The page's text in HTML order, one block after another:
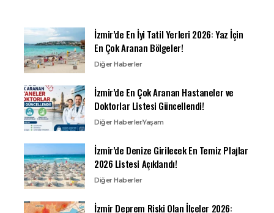
İzmir’de En İyi Tatil Yerleri 2026: Yaz İçin
En Çok Aranan Bölgeler!
Diğer Haberler
İzmir’de En Çok Aranan Hastaneler ve
Doktorlar Listesi Güncellendi!
Diğer HaberlerYaşam
İzmir’de Denize Girilecek En Temiz Plajlar
2026 Listesi Açıklandı!
Diğer Haberler
İzmir Deprem Riski Olan İlçeler 2026: